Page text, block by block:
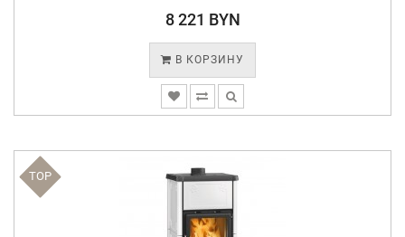
8 221 BYN
В КОРЗИНУ
TOP